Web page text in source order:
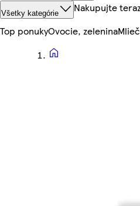
Všetky kategórie Nakupujte
Top ponukyOvocie, zelenina